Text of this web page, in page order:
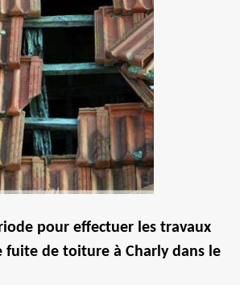
pour effectuer les travaux
fuite de toiture à Charly dans le